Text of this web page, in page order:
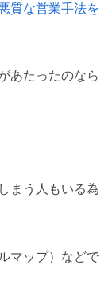
質な営業手法を
あたったのなら
まう人もいる為
マップ）などで